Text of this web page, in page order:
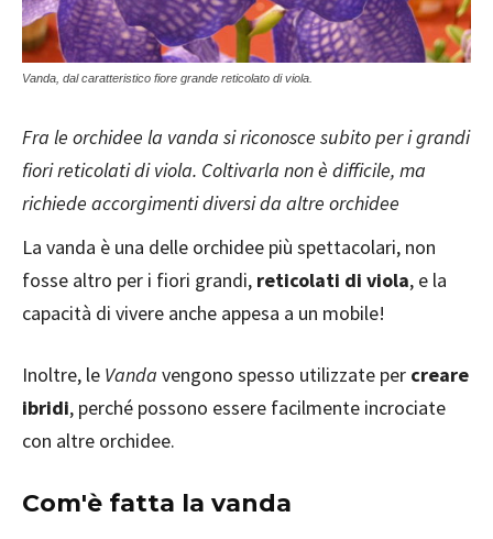
Vanda, dal caratteristico fiore grande reticolato di viola.
Fra le orchidee la vanda si riconosce subito per i grandi
fiori reticolati di viola. Coltivarla non è difficile, ma
richiede accorgimenti diversi da altre orchidee
La vanda è una delle orchidee più spettacolari, non
fosse altro per i fiori grandi, reticolati di viola, e la
capacità di vivere anche appesa a un mobile!
Inoltre, le Vanda vengono spesso utilizzate per creare
ibridi, perché possono essere facilmente incrociate
con altre orchidee.
Com'è fatta la vanda